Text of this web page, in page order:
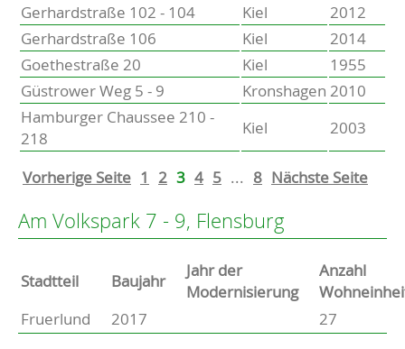
Gerhardstraße 102 - 104
Kiel
2012
Gerhardstraße 106
Kiel
2014
Goethestraße 20
Kiel
1955
Güstrower Weg 5 - 9
Kronshagen 2010
Hamburger Chaussee 210 -
218
Kiel 2003
Vorherige Seite 1 2 3 4 5 ... 8 Nächste Seite
Am Volkspark 7 - 9, Flensburg
Stammdaten
Basisdaten zur Immobilie
Stadtteil Baujahr
Jahr der
Modernisierung
Anzahl
Fruerlund
2017 27